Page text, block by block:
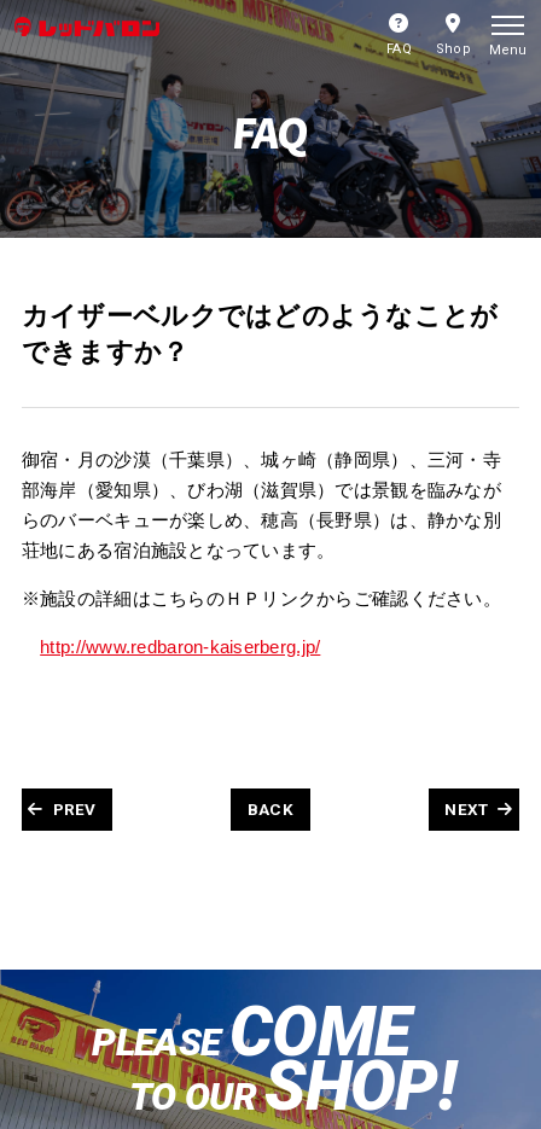
FAQ Shop Menu
FAQ
カイザーベルクではどのようなことが
できますか？
御宿・月の沙漠（千葉県）、城ヶ崎（静岡県）、三河・寺
部海岸（愛知県）、びわ湖（滋賀県）では景観を臨みなが
らのバーベキューが楽しめ、穂高（長野県）は、静かな別
荘地にある宿泊施設となっています。
※施設の詳細はこちらのＨＰリンクからご確認ください。
http://www.redbaron-kaiserberg.jp/
NEXT
BACK
PREV
PLEASECOME
TO OURSHOP!